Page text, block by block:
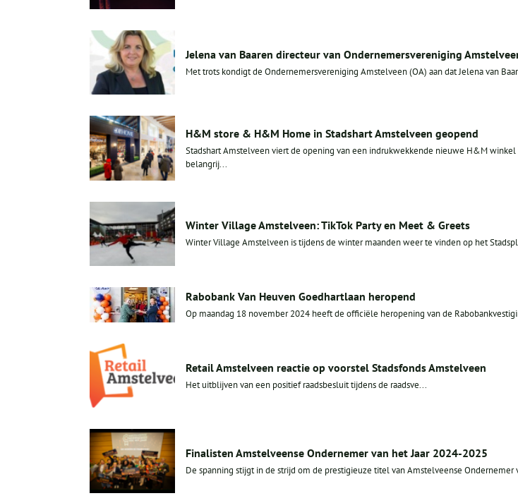
Jelena van Baaren directeur van Ondernemersvereniging
Met trots kondigt de Ondernemersvereniging Amstelveen (OA) aan dat Jelena van
H&M store & H&M Home in Stadshart Amstelveen geopend
Stadshart Amstelveen viert de opening van een indrukwekkende nieuwe H&M
belangrij...
Winter Village Amstelveen: TikTok Party en Meet & Greets
Winter Village Amstelveen is tijdens de winter maanden weer te vinden op het
Rabobank Van Heuven Goedhartlaan heropend
Op maandag 18 november 2024 heeft de officiële heropening van de
Retail Amstelveen reactie op voorstel Stadsfonds Amstelveen
Het uitblijven van een positief raadsbesluit tijdens de raadsve...
Finalisten Amstelveense Ondernemer van het Jaar 2024-2025
De spanning stijgt in de strijd om de prestigieuze titel van Amstelveense Ondernemer